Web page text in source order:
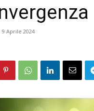
9 Aprile 2024